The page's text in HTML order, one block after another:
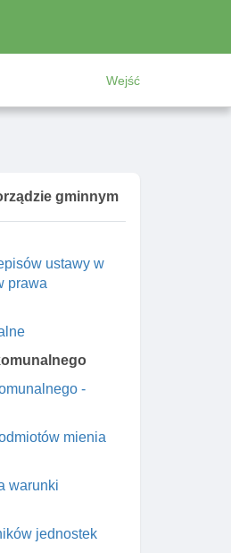
Wejść
gminnym
ustawy w
prawa
-
mienia
warunki
jednostek